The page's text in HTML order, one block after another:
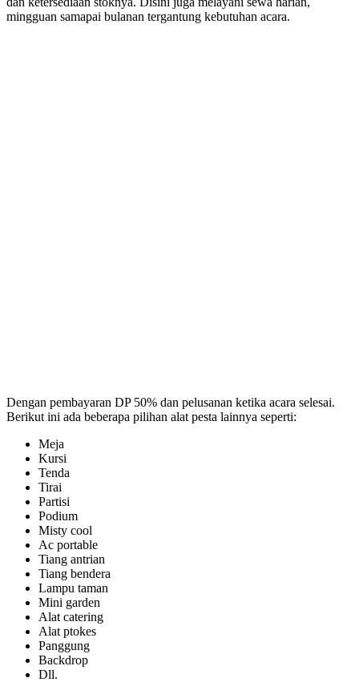
mingguan samapai bulanan tergantung kebutuhan acara.
Dengan pembayaran DP 50% dan pelusanan ketika acara selesai.
Berikut ini ada beberapa pilihan alat pesta lainnya seperti:
Meja
Kursi
Tenda
Tirai
Partisi
Podium
Misty cool
Ac portable
Tiang antrian
Tiang bendera
Lampu taman
Mini garden
Alat catering
Alat ptokes
Panggung
Backdrop
Dll.